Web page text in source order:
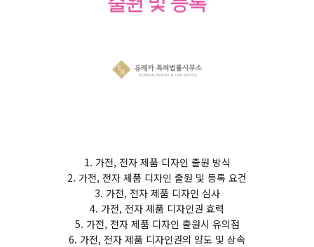
1. 가전, 전자 제품 디자인 출원 방식
2. 가전, 전자 제품 디자인 출원 및 등록 요건
3. 가전, 전자 제품 디자인 심사
4. 가전, 전자 제품 디자인권 효력
5. 가전, 전자 제품 디자인 출원시 유의점
6. 가전, 전자 제품 디자인권의 양도 및 상속